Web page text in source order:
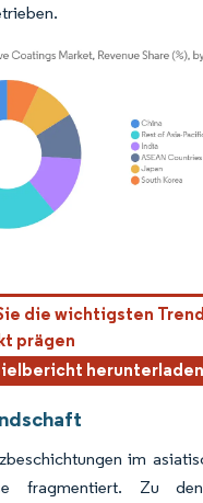
Wiederverwendung erfordert
die wichtigsten
prägen
herunterladen
im
fragmentiert. Zu